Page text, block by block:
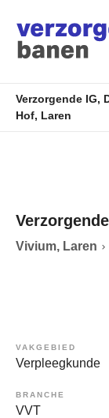
Verzorgende IG,
Hof, Laren
Vivium, Laren
VAKGEBIED
Verpleegkunde
BRANCHE
VVT